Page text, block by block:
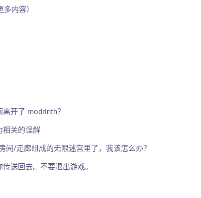
内容）
开了 modrinth？
相关的误解
间/走廊组成的无限迷宫里了，我该怎么办？
送回去。不要退出游戏。